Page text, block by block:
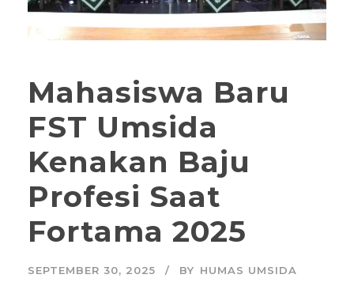
Mahasiswa Baru
FST Umsida
Kenakan Baju
Profesi Saat
Fortama 2025
SEPTEMBER 30, 2025 BY HUMAS UMSIDA